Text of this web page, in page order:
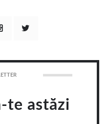
te astăzi